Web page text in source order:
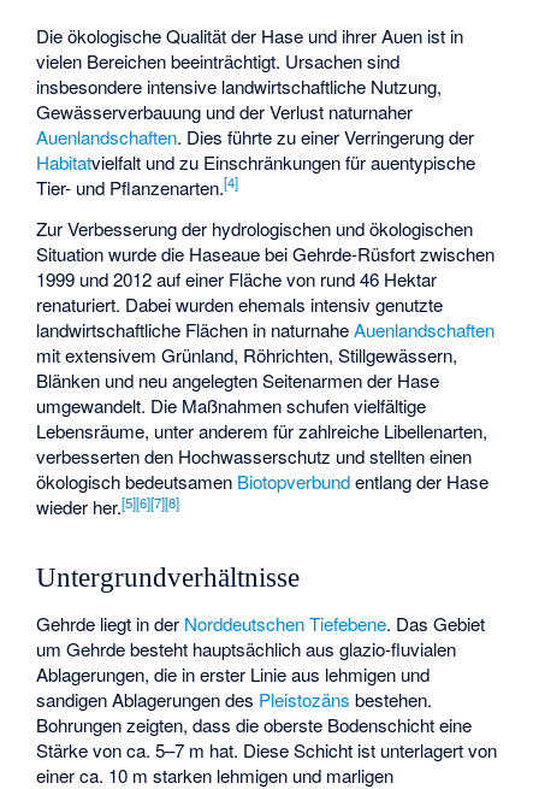
Die ökologische Qualität der Hase und ihrer Auen ist in
vielen Bereichen beeinträchtigt. Ursachen sind
insbesondere intensive landwirtschaftliche Nutzung,
Gewässerverbauung und der Verlust naturnaher
Auenlandschaften. Dies führte zu einer Verringerung der
Habitatvielfalt und zu Einschränkungen für auentypische
Tier- und Pflanzenarten.[4]
Zur Verbesserung der hydrologischen und ökologischen
Situation wurde die Haseaue bei Gehrde-Rüsfort zwischen
1999 und 2012 auf einer Fläche von rund 46 Hektar
renaturiert. Dabei wurden ehemals intensiv genutzte
landwirtschaftliche Flächen in naturnaheAuenlandschaften
mit extensivem Grünland, Röhrichten, Stillgewässern,
Blänken und neu angelegten Seitenarmen der Hase
umgewandelt. Die Maßnahmen schufen vielfältige
Lebensräume, unter anderem für zahlreiche Libellenarten,
verbesserten den Hochwasserschutz und stellten einen
ökologisch bedeutsamen Biotopverbundentlang der Hase
wieder her.[5][6][7][8]
Untergrundverhältnisse
Gehrde liegt in der Norddeutschen Tiefebene. Das Gebiet
um Gehrde besteht hauptsächlich aus glazio-fluvialen
Ablagerungen, die in erster Linie aus lehmigen und
sandigen Ablagerungen des Pleistozäns bestehen.
Bohrungen zeigten, dass die oberste Bodenschicht eine
Stärke von ca. 5–7 m hat. Diese Schicht ist unterlagert von
einer ca. 10 m starken lehmigen und marligen